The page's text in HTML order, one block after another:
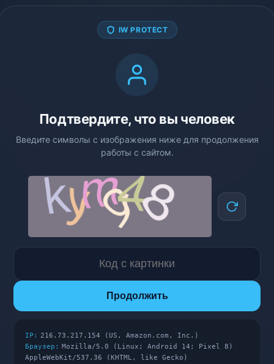
IW PROTECT
Подтвердите, что вы человек
Введите символы с изображения ниже для продолжения
работы с сайтом.
Продолжить
IP: 216.73.217.154 (US, Amazon.com, Inc.)
Браузер: Mozilla/5.0 (Linux; Android 14; Pixel 8)
AppleWebKit/537.36 (KHTML, like Gecko)